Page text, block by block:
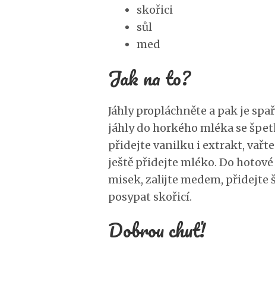
skořici
sůl
med
Jak na to?
Jáhly propláchněte a pak je
jáhly do horkého mléka se
přidejte vanilku i extrakt,
ještě přidejte mléko. Do
misek, zalijte medem, přidejte
posypat skořicí.
Dobrou chuť!